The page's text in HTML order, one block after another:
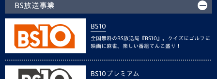
BS放送事業
BS10
全国無料のBS放送局『BS10』。クイズにゴルフに
映画に麻雀、楽しい番組てんこ盛り！
BS10プレミアム